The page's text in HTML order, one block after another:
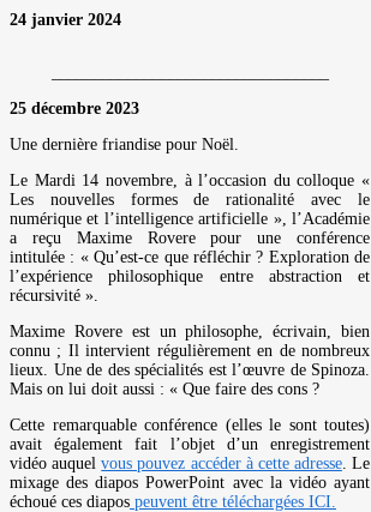
24 janvier 2024
25 décembre 2023
Une dernière friandise pour Noël.
Le Mardi 14 novembre, à l’occasion du colloque «
Les nouvelles formes de rationalité avec le
numérique et l’intelligence artificielle », l’Académie
a reçu Maxime Rovere pour une conférence
intitulée : « Qu’est-ce que réfléchir ? Exploration de
l’expérience philosophique entre abstraction et
récursivité ».
Maxime Rovere est un philosophe, écrivain, bien
connu ; Il intervient régulièrement en de nombreux
lieux. Une de des spécialités est l’œuvre de Spinoza.
Mais on lui doit aussi : « Que faire des cons ?
Cette remarquable conférence (elles le sont toutes)
avait également fait l’objet d’un enregistrement
vidéo auquelvous pouvez accéder à cette adresse. Le
mixage des diapos PowerPoint avec la vidéo ayant
échoué ces diapos peuvent être téléchargées ICI.